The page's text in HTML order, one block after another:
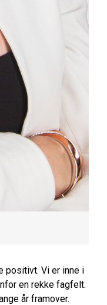
positivt. Vi er inne i
en rekke fagfelt.
år framover.